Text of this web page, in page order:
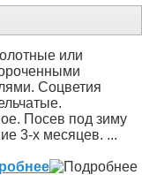
или
Соцветия
Посев под зиму
3-х месяцев. ...